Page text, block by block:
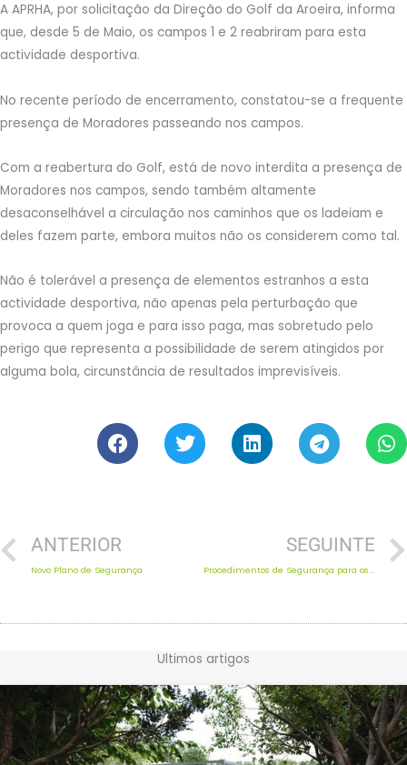
A APRHA, por solicitação da Direção do Golf da Aroeira, informa
que, desde 5 de Maio, os campos 1 e 2 reabriram para esta
actividade desportiva.
No recente período de encerramento, constatou-se a frequente
presença de Moradores passeando nos campos.
Com a reabertura do Golf, está de novo interdita a presença de
Moradores nos campos, sendo também altamente
desaconselhável a circulação nos caminhos que os ladeiam e
deles fazem parte, embora muitos não os considerem como tal.
Não é tolerável a presença de elementos estranhos a esta
actividade desportiva, não apenas pela perturbação que
provoca a quem joga e para isso paga, mas sobretudo pelo
perigo que representa a possibilidade de serem atingidos por
alguma bola, circunstância de resultados imprevisíveis.
ANTERIOR
Novo Plano de Segurança
SEGUINTE
Procedimentos de Segurança para os Proprietários
Ultimos artigos